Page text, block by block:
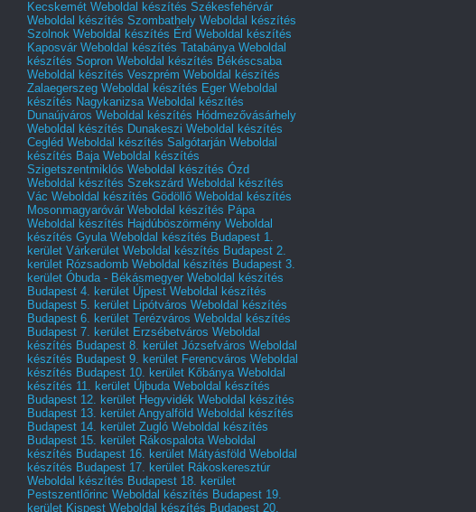
Kecskemét Weboldal készítés Székesfehérvár
Weboldal készítés Szombathely Weboldal készítés
Szolnok Weboldal készítés Érd Weboldal készítés
Kaposvár Weboldal készítés Tatabánya Weboldal
készítés Sopron Weboldal készítés Békéscsaba
Weboldal készítés Veszprém Weboldal készítés
Zalaegerszeg Weboldal készítés Eger Weboldal
készítés Nagykanizsa Weboldal készítés
Dunaújváros Weboldal készítés Hódmezővásárhely
Weboldal készítés Dunakeszi Weboldal készítés
Cegléd Weboldal készítés Salgótarján Weboldal
készítés Baja Weboldal készítés
Szigetszentmiklós Weboldal készítés Ózd
Weboldal készítés Szekszárd Weboldal készítés
Vác Weboldal készítés Gödöllő Weboldal készítés
Mosonmagyaróvár Weboldal készítés Pápa
Weboldal készítés Hajdúböszörmény Weboldal
készítés Gyula Weboldal készítés Budapest 1.
kerület Várkerület Weboldal készítés Budapest 2.
kerület Rózsadomb Weboldal készítés Budapest 3.
kerület Óbuda - Békásmegyer Weboldal készítés
Budapest 4. kerület Újpest Weboldal készítés
Budapest 5. kerület Lipótváros Weboldal készítés
Budapest 6. kerület Terézváros Weboldal készítés
Budapest 7. kerület Erzsébetváros Weboldal
készítés Budapest 8. kerület Józsefváros Weboldal
készítés Budapest 9. kerület Ferencváros Weboldal
készítés Budapest 10. kerület Kőbánya Weboldal
készítés 11. kerület Újbuda Weboldal készítés
Budapest 12. kerület Hegyvidék Weboldal készítés
Budapest 13. kerület Angyalföld Weboldal készítés
Budapest 14. kerület Zugló Weboldal készítés
Budapest 15. kerület Rákospalota Weboldal
készítés Budapest 16. kerület Mátyásföld Weboldal
készítés Budapest 17. kerület Rákoskeresztúr
Weboldal készítés Budapest 18. kerület
Pestszentlőrinc Weboldal készítés Budapest 19.
kerület Kispest Weboldal készítés Budapest 20.